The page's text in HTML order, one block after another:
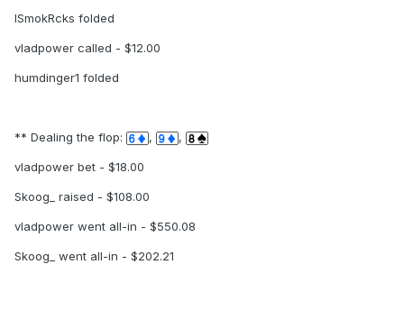
ISmokRcks folded
vladpower called - $12.00
humdinger1 folded
** Dealing the flop: , ,
vladpower bet - $18.00
Skoog_ raised - $108.00
vladpower went all-in - $550.08
Skoog_ went all-in - $202.21